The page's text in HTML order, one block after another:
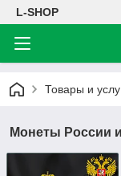
L-SHOP
Товары и
Монеты России